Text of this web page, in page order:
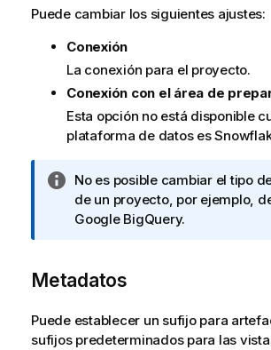
Puede cambiar los siguientes ajustes:
Conexión
La conexión para el proyecto.
Conexión con el área de
Esta opción no está disponible
plataforma de datos es
N
o
t
n
o
r
No es posible cambiar el tipo
de un proyecto, por ejemplo,
Google BigQuery.
Metadatos
Puede establecer un sufijo para
sufijos predeterminados para las